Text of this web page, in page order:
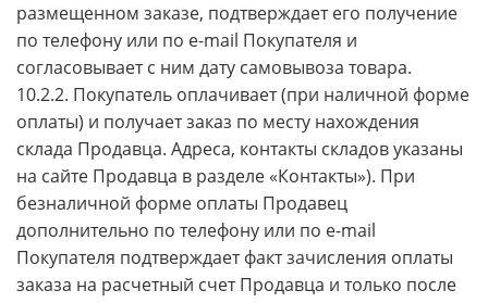
размещенном заказе, подтверждает его получение
по телефону или по e-mail Покупателя и
согласовывает с ним дату самовывоза товара.
10.2.2. Покупатель оплачивает (при наличной форме
оплаты) и получает заказ по месту нахождения
склада Продавца. Адреса, контакты складов указаны
на сайте Продавца в разделе «Контакты»). При
безналичной форме оплаты Продавец
дополнительно по телефону или по e-mail
Покупателя подтверждает факт зачисления оплаты
заказа на расчетный счет Продавца и только после